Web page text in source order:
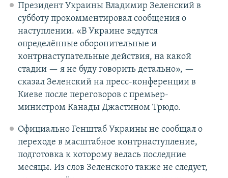
Президент Украины Владимир Зеленский в
субботу прокомментировал сообщения о
наступлении. «В Украине ведутся
определённые оборонительные и
контрнаступательные действия, на какой
стадии — я не буду говорить детально», —
сказал Зеленский на пресс-конференции в
Киеве после переговоров с премьер-
министром Канады Джастином Трюдо.
Официально Генштаб Украины не сообщал о
переходе в масштабное контрнаступление,
подготовка к которому велась последние
месяцы. Из слов Зеленского также не следует,